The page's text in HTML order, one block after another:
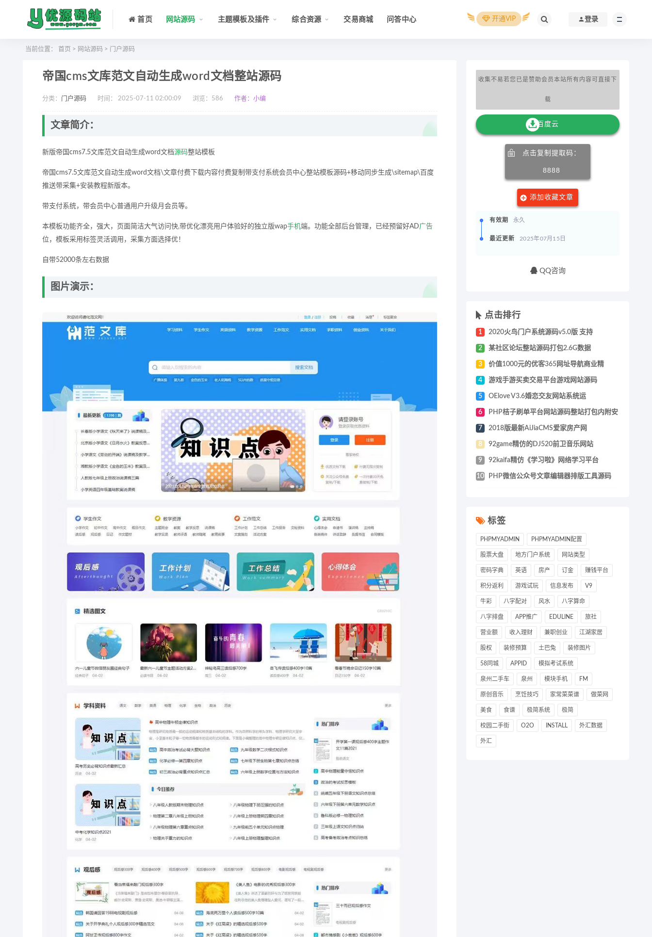
首页 网站源码 主题模板及插件 综合资源 交易商城 问答中心 开通VIP 登录
当前位置： 首页 > 网站源码 > 门户源码
帝国cms文库范文自动生成word文档整站源码
分类： 门户源码 时间： 2025-07-11 02:00:09 浏览： 586 作者：小编
文章简介：
新版帝国cms7.5文库范文自动生成word文档源码整站模板
帝国cms7.5文库范文自动生成word文档\文章付费下载内容付费复制带支付系统会员中心整站模板源码+移动同步生成\sitemap\百度
推送带采集+安装教程新版本。
带支付系统，带会员中心普通用户升级月会员等。
本模板功能齐全，强大，页面简洁大气访问快,带优化漂亮用户体验好的独立版wap手机端。功能全部后台管理，已经预留好AD广告
位，模板采用标签灵活调用，采集方面选择优！
自带52000条左右数据
图片演示：
收集不易若您已是赞助会员本站所有内容可直接下
载
百度云
点击复制提取码：
8888
添加收藏文章
有效期 永久
最近更新 2025年07月15日
QQ咨询
点击排行
1 2020火鸟门户系统源码v5.0版 支持
2 某社区论坛整站源码打包2.6G数据
3 价值1000元的优客365网址导航商业精
4 游戏手游买卖交易平台游戏网站源码
5 OElove V3.6婚恋交友网站系统运
6 PHP桔子刷单平台网站源码整站打包内附安
7 2018版最新AiJiaCMS爱家房产网
8 92game精仿的DJ520前卫音乐网站
9 92kaifa精仿《学习啦》网络学习平台
10 PHP微信公众号文章编辑器排版工具源码
标签
PHPMYADMIN PHPMYADMIN配置
股票大盘 地方门户系统 网站类型
密码字典 英语 房产 订金 赚钱平台
积分返利 游戏试玩 信息发布 V9
牛彩 八字配对 风水 八字算命
八字排盘 APP推广 EDULINE 旅社
营业额 收入理财 兼职创业 江湖家居
股权 装修预算 土巴兔 装修图片
58同城 APPID 模拟考试系统
泉州二手车 泉州 模块手机 FM
原创音乐 烹饪技巧 家常菜菜谱 做菜网
美食 食谱 极简系统 极简
校园二手街 O2O INSTALL 外汇数据
外汇